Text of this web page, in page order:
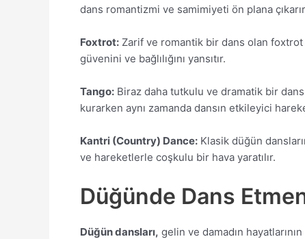
dans romantizmi ve samimiyeti ön plana
Foxtrot: Zarif ve romantik bir dans olan
güvenini ve bağlılığını yansıtır.
Tango: Biraz daha tutkulu ve dramatik bir
kurarken aynı zamanda dansın etkileyici
Kantri (Country) Dance: Klasik düğün
ve hareketlerle coşkulu bir hava yaratılır.
Düğünde Dans
Düğün dansları, gelin ve damadın